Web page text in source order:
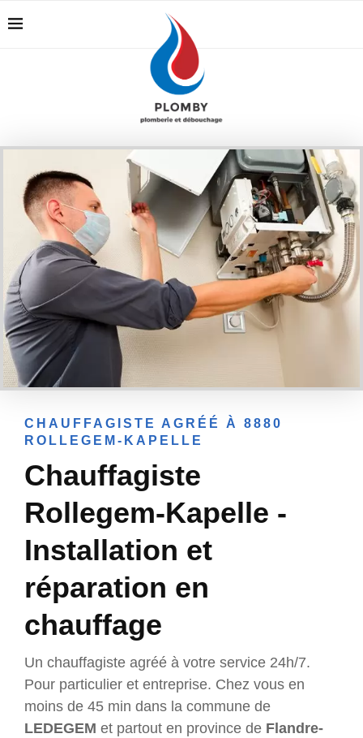
CHAUFFAGISTE AGRÉÉ À 8880
ROLLEGEM-KAPELLE
Chauffagiste
Rollegem-Kapelle -
Installation et
réparation en
chauffage
Un chauffagiste agréé à votre service 24h/7.
Pour particulier et entreprise. Chez vous en
moins de 45 min dans la commune de
LEDEGEM et partout en province de Flandre-